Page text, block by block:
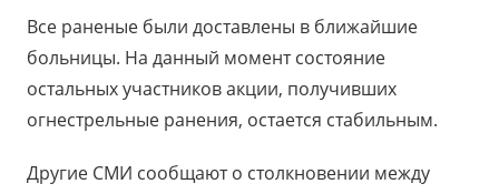
Все раненые были доставлены в ближайшие
больницы. На данный момент состояние
остальных участников акции, получивших
огнестрельные ранения, остается стабильным.
Другие СМИ сообщают о столкновении между